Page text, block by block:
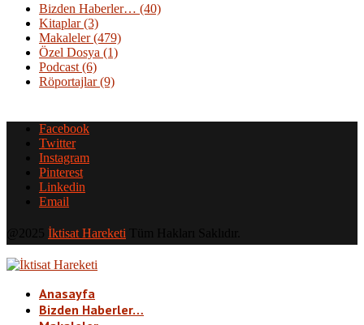
Bizden Haberler… (40)
Kitaplar(3)
Makaleler(479)
Özel Dosya (1)
Podcast (6)
Röportajlar(9)
Facebook
Twitter
Instagram
Pinterest
Linkedin
Email
İktisat Hareketi
Anasayfa
Bizden Haberler…